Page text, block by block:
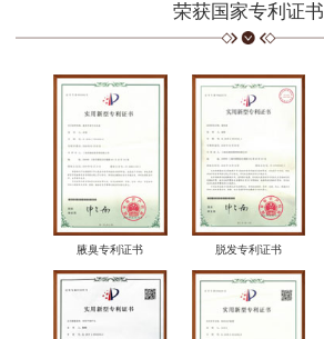
荣获国家专利证书
腋臭专利证书 脱发专利证书